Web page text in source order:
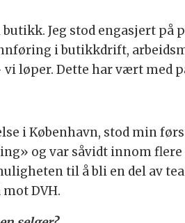
Jeg stod engasjert på
i butikkdrift,
løper. Dette har vært med
i København, stod min
og var såvidt innom flere
til å bli en del av
DVH.